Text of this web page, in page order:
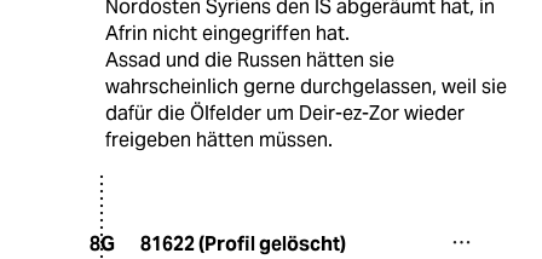
Nordosten Syriens den IS abgeräumt hat, in
Afrin nicht eingegriffen hat.
Assad und die Russen hätten sie
wahrscheinlich gerne durchgelassen, weil sie
dafür die Ölfelder um Deir-ez-Zor wieder
freigeben hätten müssen.
8G 81622 (Profil gelöscht)